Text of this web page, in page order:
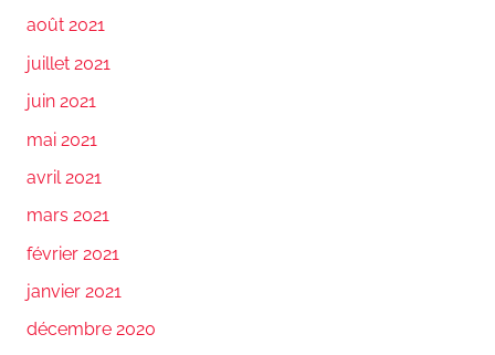
août 2021
juillet 2021
juin 2021
mai 2021
avril 2021
mars 2021
février 2021
janvier 2021
décembre 2020